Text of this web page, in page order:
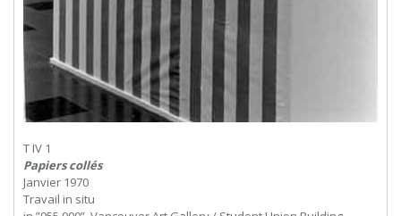
T IV 1
Papiers collés
Janvier 1970
Travail in situ